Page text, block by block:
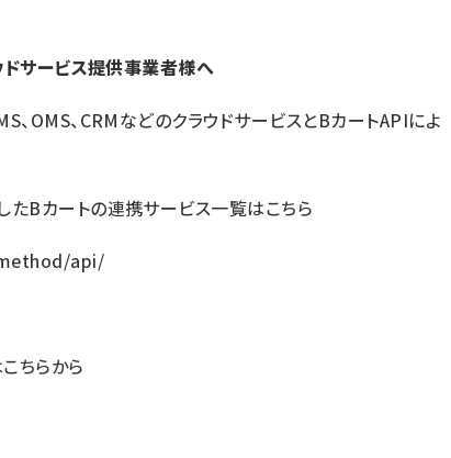
サービス提供事業者様へ
、OMS、CRMなどのクラウドサービスとBカートAPIによ
たBカートの連携サービス一覧はこちら
api/
ちらから